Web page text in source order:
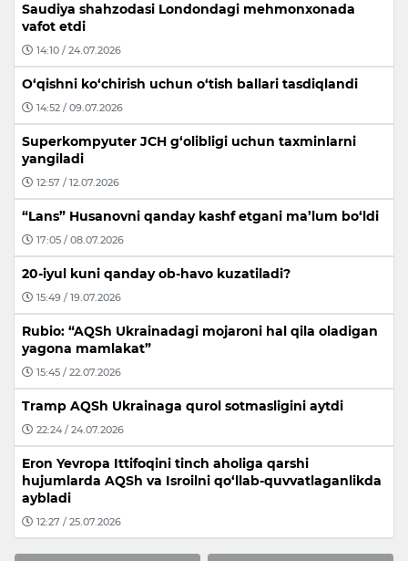
Saudiya shahzodasi Londondagi mehmonxonada
vafot etdi
14:10 / 24.07.2026
O‘qishni ko‘chirish uchun o‘tish ballari tasdiqlandi
14:52 / 09.07.2026
Superkompyuter JCH g‘olibligi uchun taxminlarni
yangiladi
12:57 / 12.07.2026
“Lans” Husanovni qanday kashf etgani ma’lum bo‘ldi
17:05 / 08.07.2026
20-iyul kuni qanday ob-havo kuzatiladi?
15:49 / 19.07.2026
Rubio: “AQSh Ukrainadagi mojaroni hal qila oladigan
yagona mamlakat”
15:45 / 22.07.2026
Tramp AQSh Ukrainaga qurol sotmasligini aytdi
22:24 / 24.07.2026
Eron Yevropa Ittifoqini tinch aholiga qarshi
hujumlarda AQSh va Isroilni qo‘llab-quvvatlaganlikda
aybladi
12:27 / 25.07.2026